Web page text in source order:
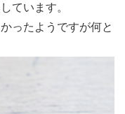
ています。
ったようですが何と